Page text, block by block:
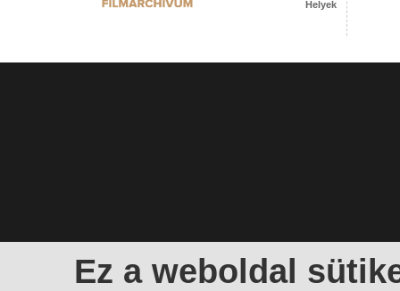
Ez a weboldal
Helyek